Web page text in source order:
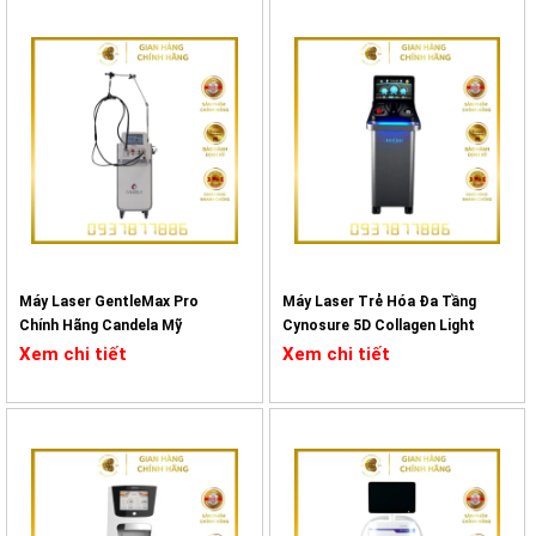
trị khác nhau. Tuy nhiên, người điều trị cần hiểu biết được các bước
sóng và mức năng lượng tối ưu để việc điều trị trở nên hiệu quả hơn.
Hệ thống Laser tiên tiến tích hợp cùng 4 bước sóng điều trị: 1064
nm, 532 nm, 585 nm và 650 nm. Phụ thuộc và tình trạng da và đặc
điểm của hình xăm mà chọn bước sóng hợp lí giúp loại bỏ hình xăm
hiệu quả hơn.
Máy Laser GentleMax Pro
Chính Hãng Candela Mỹ
Xem chi tiết
Máy Laser Trẻ Hóa Đa Tầng
Cynosure 5D Collagen Light
Xem chi tiết